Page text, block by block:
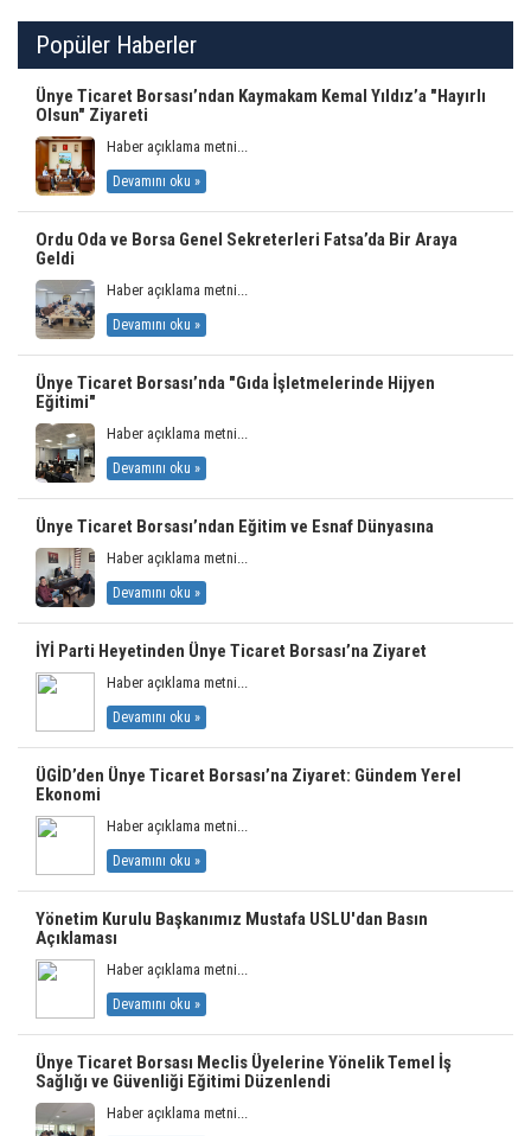
Popüler Haberler
Ünye Ticaret Borsası’ndan Kaymakam Kemal Yıldız’a "Hayırlı
Olsun" Ziyareti
Haber açıklama metni...
Devamını oku »
Ordu Oda ve Borsa Genel Sekreterleri Fatsa’da Bir Araya
Geldi
Haber açıklama metni...
Devamını oku »
Ünye Ticaret Borsası’nda "Gıda İşletmelerinde Hijyen
Eğitimi"
Haber açıklama metni...
Devamını oku »
Ünye Ticaret Borsası’ndan Eğitim ve Esnaf Dünyasına
Haber açıklama metni...
Devamını oku »
İYİ Parti Heyetinden Ünye Ticaret Borsası’na Ziyaret
Haber açıklama metni...
Devamını oku »
ÜGİD’den Ünye Ticaret Borsası’na Ziyaret: Gündem Yerel
Ekonomi
Haber açıklama metni...
Devamını oku »
Yönetim Kurulu Başkanımız Mustafa USLU'dan Basın
Açıklaması
Haber açıklama metni...
Devamını oku »
Ünye Ticaret Borsası Meclis Üyelerine Yönelik Temel İş
Sağlığı ve Güvenliği Eğitimi Düzenlendi
Haber açıklama metni...